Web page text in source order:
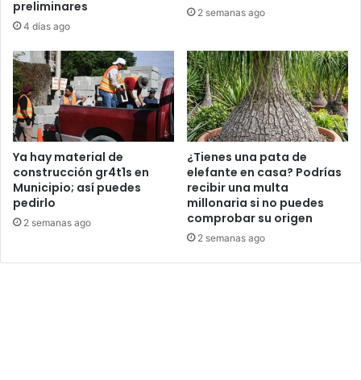
preliminares
4 días ago
2 semanas ago
Ya hay material de
construcción gr4t1s en
Municipio; así puedes
pedirlo
2 semanas ago
¿Tienes una pata de
elefante en casa? Podrías
recibir una multa
millonaria si no puedes
comprobar su origen
2 semanas ago